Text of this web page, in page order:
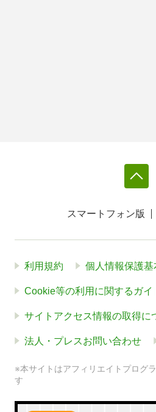
スマートフォン版
利用規約 個人情報保護基
Cookie等の利用に関するガイ
サイトアクセス情報の取得に
法人・プレスお問い合わせ
※本サイトはアフィリエイトプログ
す